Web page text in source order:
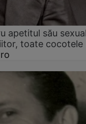
apetitul său
toate cocotele